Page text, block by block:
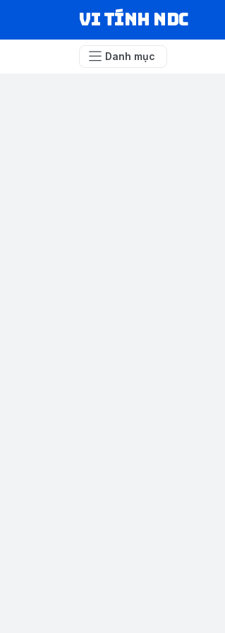
VI TÍNH NDC
Danh mục